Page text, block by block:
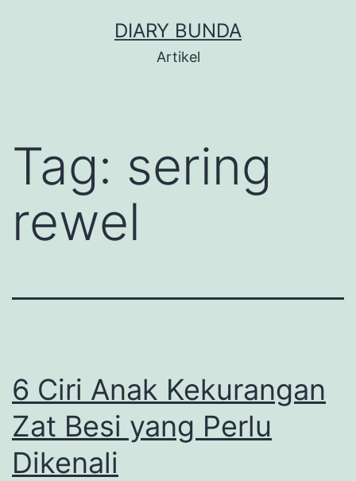
DIARY BUNDA
Artikel
Tag: sering
rewel
6 Ciri Anak Kekurangan
Zat Besi yang Perlu
Dikenali